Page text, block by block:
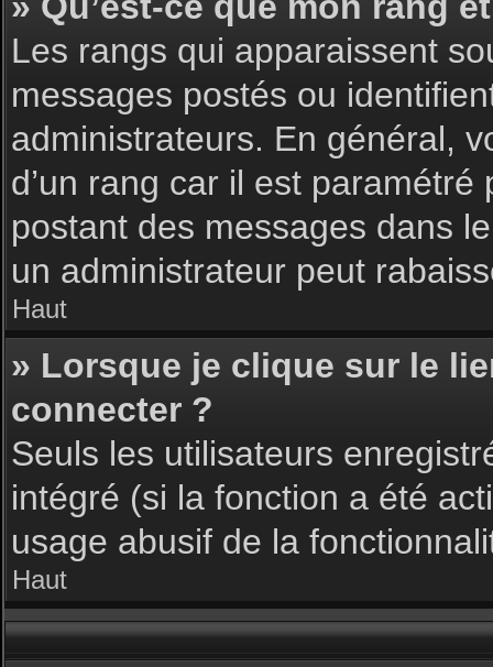
Les rangs qui apparaissent
messages postés ou
administrateurs. En général,
d’un rang car il est
postant des messages dans
un administrateur peut
Haut
» Lorsque je clique sur le
connecter ?
Seuls les utilisateurs
intégré (si la fonction a été
usage abusif de la
Haut